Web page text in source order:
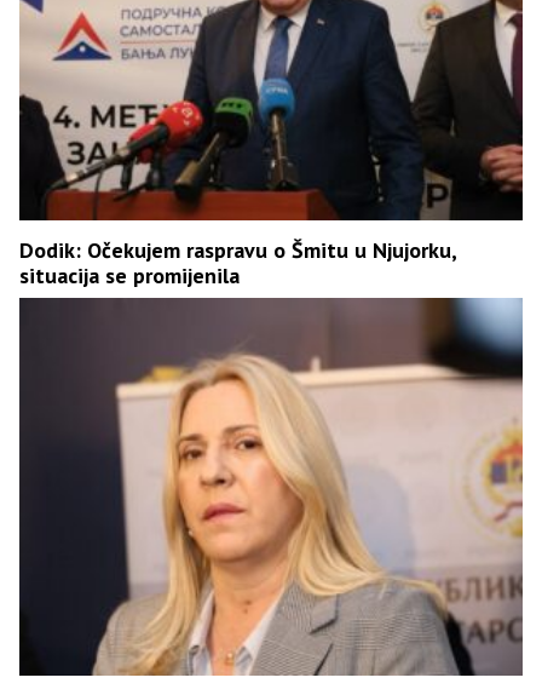
Dodik: Očekujem raspravu o Šmitu u Njujorku,
situacija se promijenila